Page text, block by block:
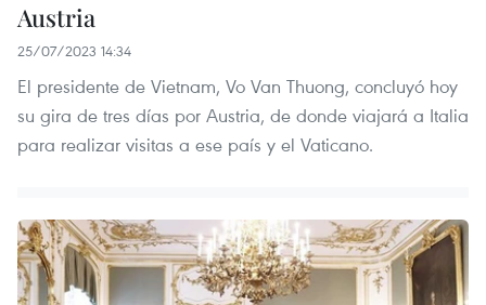
Austria
25/07/2023 14:34
El presidente de Vietnam, Vo Van Thuong, concluyó hoy
su gira de tres días por Austria, de donde viajará a Italia
para realizar visitas a ese país y el Vaticano.